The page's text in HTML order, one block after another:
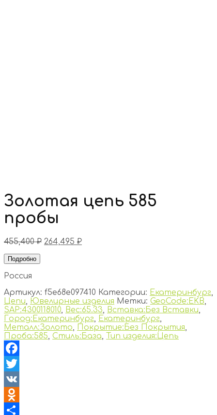
Золотая цепь 585
пробы
455,400₽ 264,495 ₽
Подробно
Россия
Артикул: f5e68e097410 Категории: Екатеринбург,
Цепи, Ювелирные изделия Метки: GeoCode:EKB,
SAP:4300118010, Вес:65.33, Вставка:Без Вставки,
Город:Екатеринбург, Екатеринбург,
Металл:Золото, Покрытие:Без Покрытия,
Проба:585, Стиль:База, Тип изделия:Цепь
Facebook
Twitter
VK
Odnoklassniki